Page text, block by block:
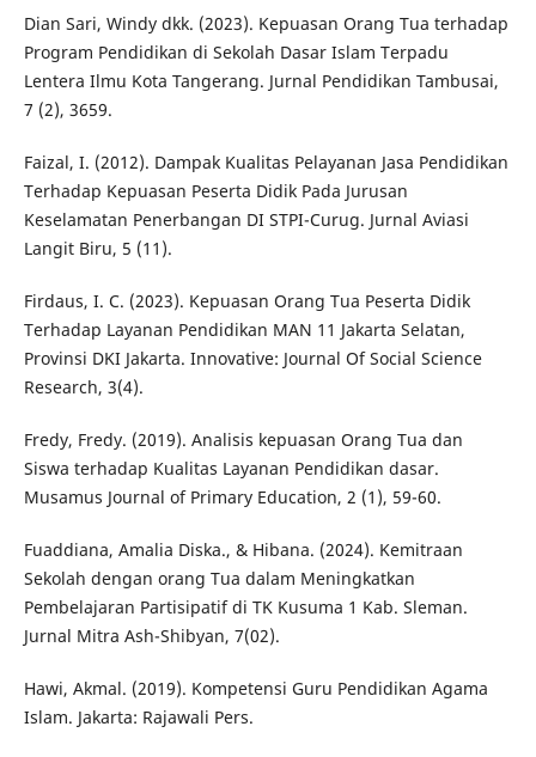
Dian Sari, Windy dkk. (2023). Kepuasan Orang Tua terhadap
Program Pendidikan di Sekolah Dasar Islam Terpadu
Lentera Ilmu Kota Tangerang. Jurnal Pendidikan Tambusai,
7 (2), 3659.
Faizal, I. (2012). Dampak Kualitas Pelayanan Jasa Pendidikan
Terhadap Kepuasan Peserta Didik Pada Jurusan
Keselamatan Penerbangan DI STPI-Curug. Jurnal Aviasi
Langit Biru, 5 (11).
Firdaus, I. C. (2023). Kepuasan Orang Tua Peserta Didik
Terhadap Layanan Pendidikan MAN 11 Jakarta Selatan,
Provinsi DKI Jakarta. Innovative: Journal Of Social Science
Research, 3(4).
Fredy, Fredy. (2019). Analisis kepuasan Orang Tua dan
Siswa terhadap Kualitas Layanan Pendidikan dasar.
Musamus Journal of Primary Education, 2 (1), 59-60.
Fuaddiana, Amalia Diska., & Hibana. (2024). Kemitraan
Sekolah dengan orang Tua dalam Meningkatkan
Pembelajaran Partisipatif di TK Kusuma 1 Kab. Sleman.
Jurnal Mitra Ash-Shibyan, 7(02).
Hawi, Akmal. (2019). Kompetensi Guru Pendidikan Agama
Islam. Jakarta: Rajawali Pers.